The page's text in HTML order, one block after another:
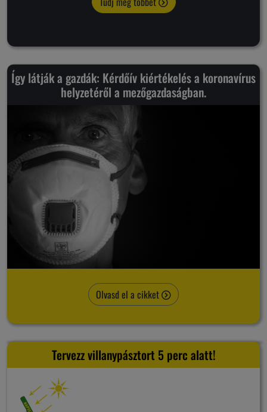
Így látják a gazdák: Kérdőív kiértékelés a koronavírus
helyzetéről a mezőgazdaságban.
Olvasd el a cikket
Tervezz villanypásztort 5 perc alatt!